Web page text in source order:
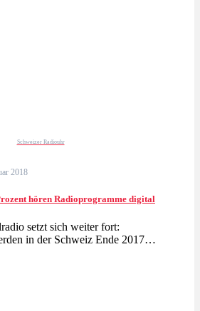
Schweizer Radiouhr
2018
hören Radioprogramme digital
setzt sich weiter fort:
in der Schweiz Ende 2017…